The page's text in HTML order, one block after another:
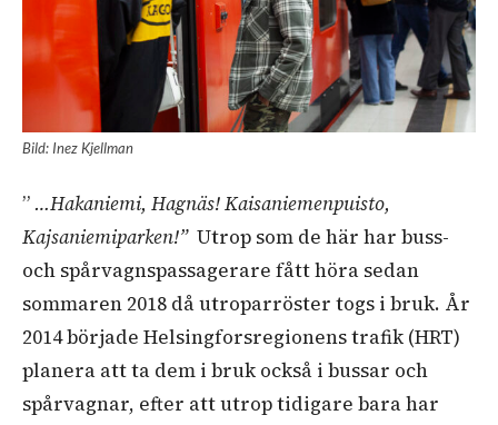
Bild: Inez Kjellman
” …Hakaniemi, Hagnäs! Kaisaniemenpuisto,
Kajsaniemiparken!” Utrop som de här har buss-
och spårvagnspassagerare fått höra sedan
sommaren 2018 då utroparröster togs i bruk. År
2014 började Helsingforsregionens trafik (HRT)
planera att ta dem i bruk också i bussar och
spårvagnar, efter att utrop tidigare bara har